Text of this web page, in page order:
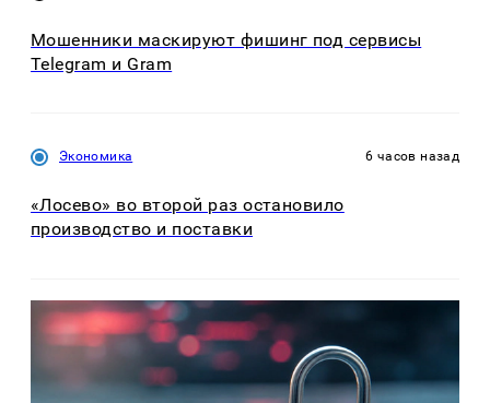
Мошенники маскируют фишинг под сервисы
Telegram и Gram
Экономика 6 часов назад
«Лосево» во второй раз остановило
производство и поставки